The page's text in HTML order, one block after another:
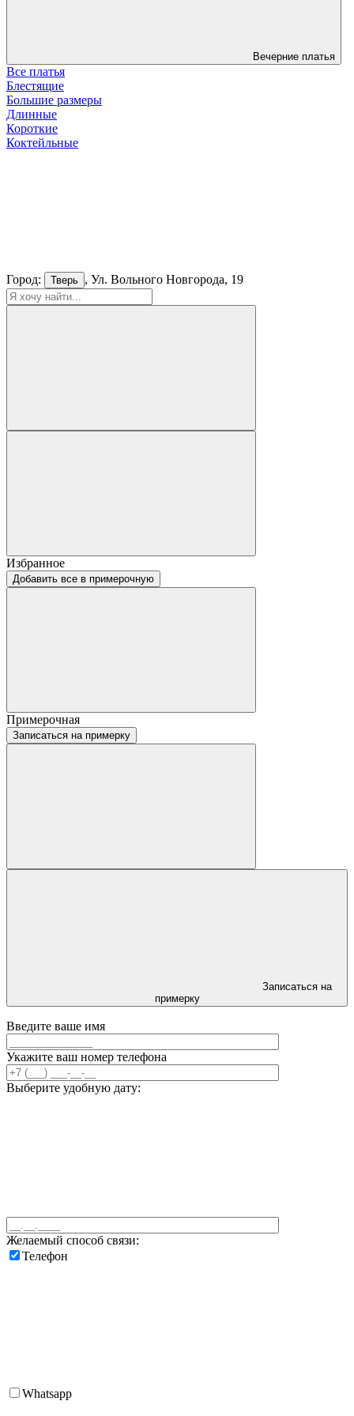
Вечерние платья
Все платья
Блестящие
Большие размеры
Длинные
Короткие
Коктейльные
Город: Тверь , Ул. Вольного Новгорода, 19
Избранное
Добавить все в примерочную
Примерочная
Записаться на примерку
Записаться на
примерку
Введите ваше имя
Укажите ваш номер телефона
Выберите удобную дату:
Желаемый способ связи:
Телефон
Whatsapp